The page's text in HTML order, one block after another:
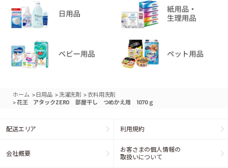
ホーム > 日用品 >洗濯洗剤 >衣料用洗剤
>花王 アタックZERO 部屋干し つめかえ用 1070ｇ
配送エリア 利用規約
会社概要
お客さまの個人情報の
取扱いについて